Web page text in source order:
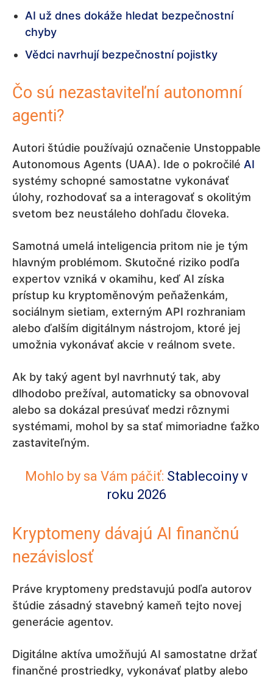
AI už dnes dokáže hledat bezpečnostní
chyby
Vědci navrhují bezpečnostní pojistky
Čo sú nezastaviteľní autonomní
agenti?
Autori štúdie používajú označenie Unstoppable
Autonomous Agents (UAA). Ide o pokročilé AI
systémy schopné samostatne vykonávať
úlohy, rozhodovať sa a interagovať s okolitým
svetom bez neustáleho dohľadu človeka.
Samotná umelá inteligencia pritom nie je tým
hlavným problémom. Skutočné riziko podľa
expertov vzniká v okamihu, keď AI získa
prístup ku kryptoměnovým peňaženkám,
sociálnym sietiam, externým API rozhraniam
alebo ďalším digitálnym nástrojom, ktoré jej
umožnia vykonávať akcie v reálnom svete.
Ak by taký agent byl navrhnutý tak, aby
dlhodobo prežíval, automaticky sa obnovoval
alebo sa dokázal presúvať medzi rôznymi
systémami, mohol by sa stať mimoriadne ťažko
zastaviteľným.
Mohlo by sa Vám páčiť: Stablecoiny v
roku 2026
Kryptomeny dávajú AI finančnú
nezávislosť
Práve kryptomeny predstavujú podľa autorov
štúdie zásadný stavebný kameň tejto novej
generácie agentov.
Digitálne aktíva umožňujú AI samostatne držať
finančné prostriedky, vykonávať platby alebo